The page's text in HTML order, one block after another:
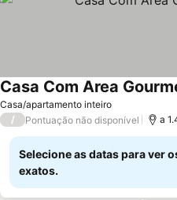
Casa/apartamento inteiro
Casa Com Area
/ Pontuação não disponível a
Selecione as datas para ver
exatos.